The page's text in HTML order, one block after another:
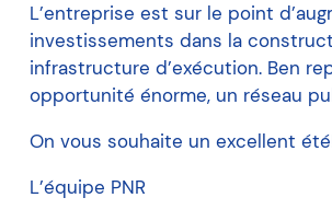
L’entreprise est sur le point
investissements dans la
infrastructure d’exécution. Ben
opportunité énorme, un réseau
On vous souhaite un excellent
L’équipe PNR